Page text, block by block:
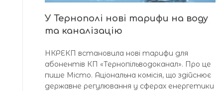
У Тернополі нові тарифи на воду
та каналізацію
НКРЕКП встановила нові тарифи для
абонентів КП «Тернопільводоканал». Про це
пише Місто. Аціональна комісія, що здійснює
державне регулювання у сферах енергетики